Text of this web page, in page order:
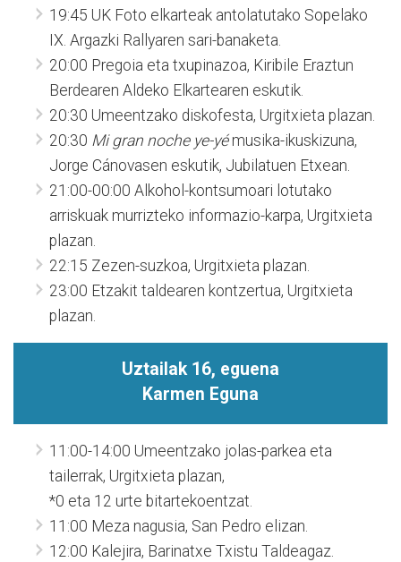
19:45 UK Foto elkarteak antolatutako Sopelako
IX. Argazki Rallyaren sari-banaketa.
20:00 Pregoia eta txupinazoa, Kiribile Eraztun
Berdearen Aldeko Elkartearen eskutik.
20:30 Umeentzako diskofesta, Urgitxieta plazan.
20:30 Mi gran noche ye-yémusika-ikuskizuna,
Jorge Cánovasen eskutik, Jubilatuen Etxean.
21:00-00:00 Alkohol-kontsumoari lotutako
arriskuak murrizteko informazio-karpa, Urgitxieta
plazan.
22:15 Zezen-suzkoa, Urgitxieta plazan.
23:00 Etzakit taldearen kontzertua, Urgitxieta
plazan.
Uztailak 16, eguena
Karmen Eguna
11:00-14:00 Umeentzako jolas-parkea eta
tailerrak, Urgitxieta plazan,
*0 eta 12 urte bitartekoentzat.
11:00 Meza nagusia, San Pedro elizan.
12:00 Kalejira, Barinatxe Txistu Taldeagaz.